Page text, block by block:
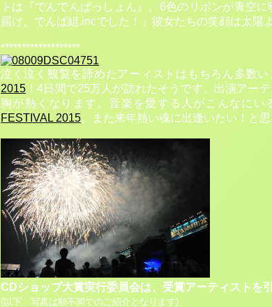
トは『でんでんぱっしょん』。6色のリボンが青空
届け、でんぱ組.incでした！」彼女たちの笑顔は太陽
*******************
泣く泣く観覧を諦めたアーィストはもちろん多数
2015 ！4日間で25万人が訪れたそうです。出演アー
胸が熱くなります。音楽を愛する人がこんなに
FESTIVAL 2015。また来年熱い魂に出逢いたい！と
CDショップ大賞実行委員会は、受賞アーティストを
(以下、写真は順不同でのご紹介となります)